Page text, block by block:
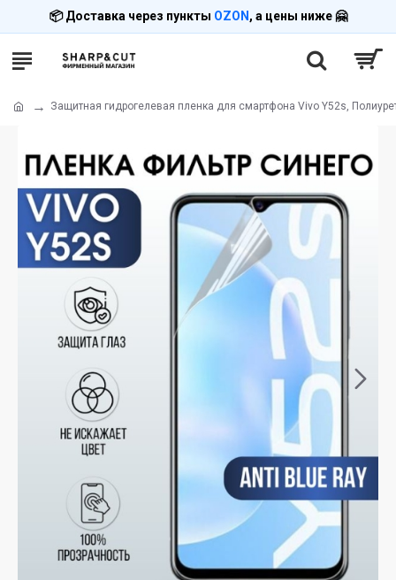
📦 Доставка через пункты OZON , а цены ниже 🤗
Защитная гидрогелевая пленка для смартфона Vivo Y52s,